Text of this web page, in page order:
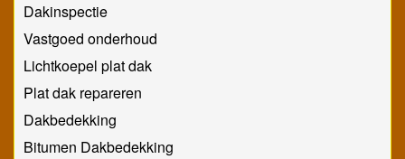
Dakinspectie
Vastgoed onderhoud
Lichtkoepel plat dak
Plat dak repareren
Dakbedekking
Bitumen Dakbedekking